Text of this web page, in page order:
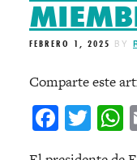
FEBRERO 1, 2025 BY
Comparte este